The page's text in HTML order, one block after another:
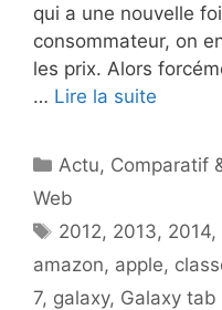
qui a une nouvelle
consommateur, on
les prix. Alors
… Lire la suite
Catégories
Actu, Comparatif
Web
Étiquettes
2012, 2013, 2014,
amazon, apple,
7, galaxy, Galaxy tab